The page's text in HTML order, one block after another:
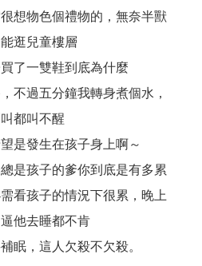
想物色個禮物的，無奈半獸
逛兒童樓層
了一雙鞋到底為什麼
不過五分鐘我轉身煮個水，
都叫不醒
是發生在孩子身上啊～
是孩子的爹你到底是有多累
看孩子的情況下很累，晚上
他去睡都不肯
眠，這人欠殺不欠殺。